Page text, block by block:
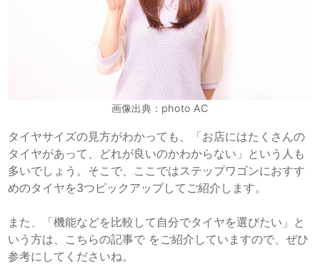
画像出典：photo AC
タイヤサイズの見方がわかっても、「お店にはたくさんの
タイヤがあって、どれが良いのかわからない」という人も
多いでしょう。そこで、ここではステップワゴンにおすす
めのタイヤを3つピックアップしてご紹介します。
また、「機能などを比較して自分でタイヤを選びたい」と
いう方は、こちらの記事で をご紹介していますので、ぜひ
参考にしてくださいね。